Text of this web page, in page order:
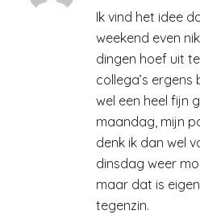
Ik vind het idee
weekend even
dingen hoef uit
collega’s ergens
wel een heel fijn
maandag, mijn
denk ik dan wel
dinsdag weer
maar dat is
tegenzin.